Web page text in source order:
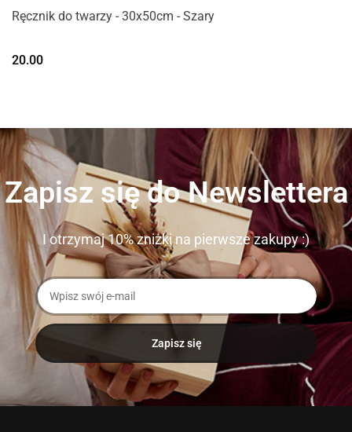
Ręcznik do twarzy - 30x50cm - Szary
20.00
Zapisz się do Newslettera
I otrzymaj 10% zniżki na pierwsze zakupy :)